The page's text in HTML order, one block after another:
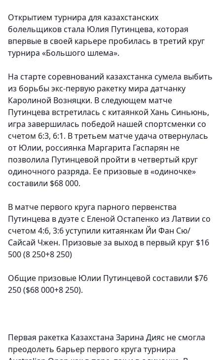
Открытием турнира для казахстанских
болельщиков стала Юлия Путинцева, которая
впервые в своей карьере пробилась в третий круг
турнира «Большого шлема».
На старте соревнований казахстанка сумела выбить
из борьбы экс-первую ракетку мира датчанку
Каролиной Возняцки. В следующем матче
Путинцева встретилась с китаянкой Хань Синьюнь,
игра завершилась победой нашей спортсменки со
счетом 6:3, 6:1. В третьем матче удача отвернулась
от Юлии, россиянка Маргарита Гаспарян не
позволила Путинцевой пройти в четвертый круг
одиночного разряда. Ее призовые в «одиночке»
составили $68 000.
В матче первого круга парного первенства
Путинцева в дуэте с Еленой Остапенко из Латвии со
счетом 4:6, 3:6 уступили китаянкам Йи Фан Сю/
Сайсай Чжен. Призовые за выход в первый круг $16
500 (8 250+8 250)
Общие призовые Юлии Путинцевой составили $76
250 ($68 000+8 250).
Первая ракетка Казахстана Зарина Дияс не смогла
преодолеть барьер первого круга турнира